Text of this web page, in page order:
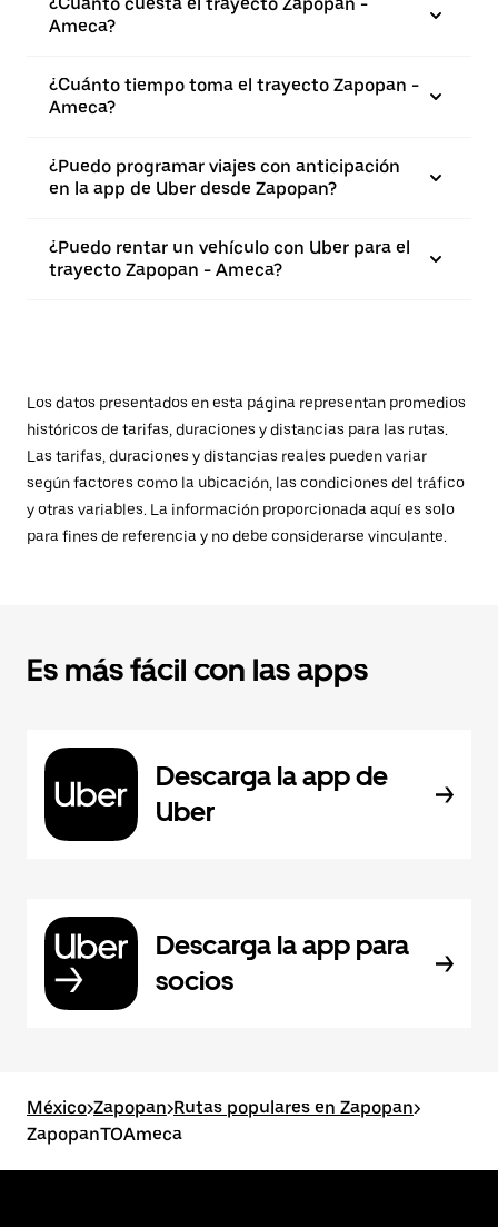
Ameca?
¿Cuánto tiempo toma el trayecto Zapopan -
Ameca?
¿Puedo programar viajes con anticipación
en la app de Uber desde Zapopan?
¿Puedo rentar un vehículo con Uber para el
trayecto Zapopan - Ameca?
Los datos presentados en esta página representan promedios
históricos de tarifas, duraciones y distancias para las rutas.
Las tarifas, duraciones y distancias reales pueden variar
según factores como la ubicación, las condiciones del tráfico
y otras variables. La información proporcionada aquí es solo
para fines de referencia y no debe considerarse vinculante.
Es más fácil con las apps
Descarga la app de
Uber
Descarga la app para
socios
México>Zapopan>Rutas populares en Zapopan>
ZapopanTOAmeca